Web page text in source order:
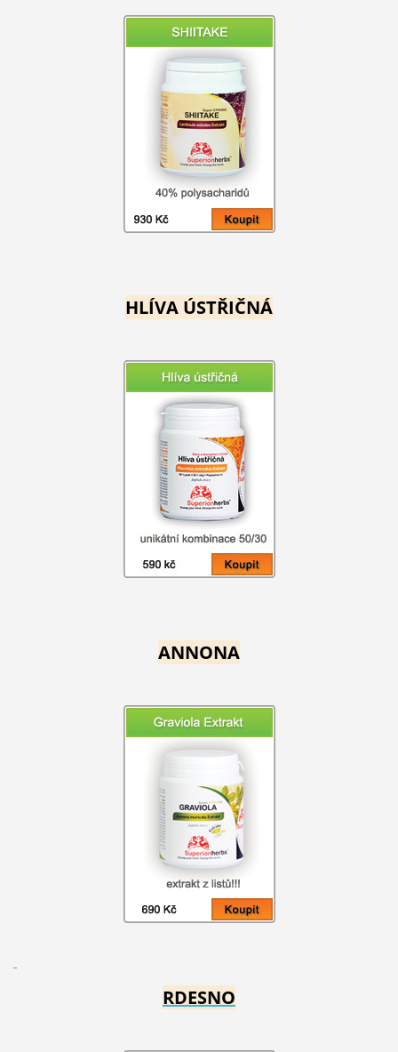
HLÍVA ÚSTŘIČNÁ
ANNONA
RDESNO